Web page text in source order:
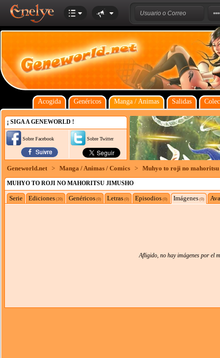
Acogida Genéricos Manga / Animas Salidas
¡ SIGA A GENEWORLD !
Sobre Facebook Sobre Twitter
Geneworld.net > Manga / Animas / Comics > Muhyo to roji no
MUHYO TO ROJI NO MAHORITSU JIMUSHO
Serie Ediciones (20) Genéricos (0) Letras (0) Episodios (0) Imágenes (0)
Afligido, no hay imágenes por el